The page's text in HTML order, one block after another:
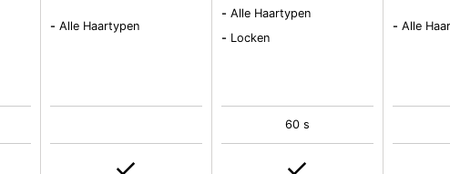
- Alle Haartypen
- Alle Haartypen
- Locken
60 s
- Alle